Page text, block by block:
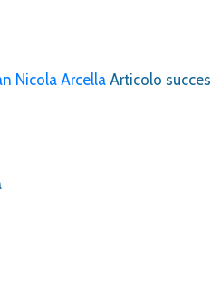
Nicola Arcella Articolo